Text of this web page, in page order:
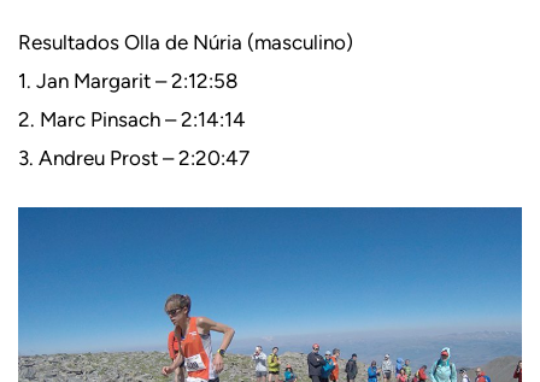
Resultados Olla de Núria (masculino)
1. Jan Margarit – 2:12:58
2. Marc Pinsach – 2:14:14
3. Andreu Prost – 2:20:47